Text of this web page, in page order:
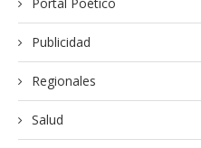
Publicidad
Regionales
Salud